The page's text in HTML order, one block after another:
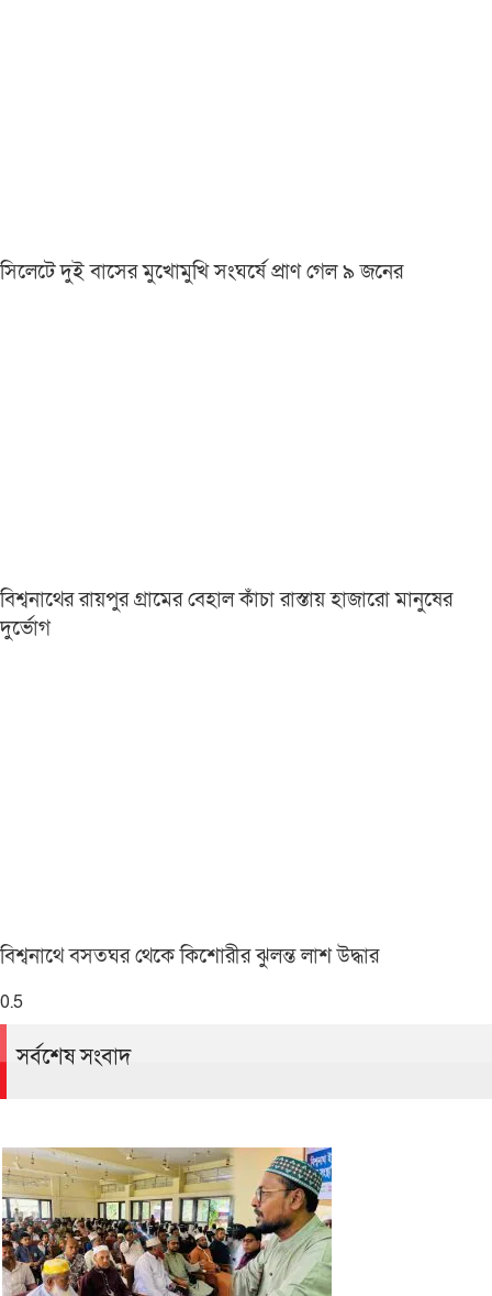
সিলেটে দুই বাসের মুখোমুখি সংঘর্ষে প্রাণ গেল ৯ জনের
বিশ্বনাথের রায়পুর গ্রামের বেহাল কাঁচা রাস্তায় হাজারো মানুষের
দুর্ভোগ
বিশ্বনাথে বসতঘর থেকে কিশোরীর ঝুলন্ত লাশ উদ্ধার
সর্বশেষ সংবাদ